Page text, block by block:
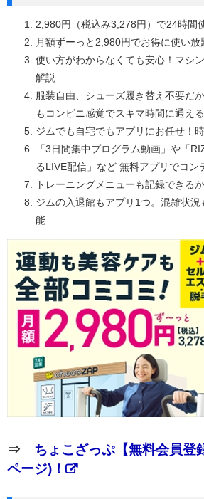
2,980円（税込み3,278円）で24時間
月額ずーっと2,980円でお得に使い放
使い方がわからなくても安心！マシ
解説
服装自由、シューズ履き替え不要だ
もコンビニ感覚でスキマ時間に通える
ジムでも自宅でもアプリにお任せ！
「3日間集中プログラム動画」や「
るLIVE配信」など 無料アプリでコン
トレーニングメニューも記録できる
ジムの入退館もアプリ1つ。混雑状
能
⇒ ちょこざっぷ【無料会員登
ページ)！